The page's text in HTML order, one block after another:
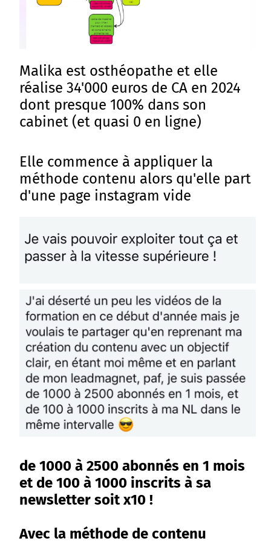
Malika est osthéopathe et elle
réalise 34'000 euros de CA en 2024
dont presque 100% dans son
cabinet (et quasi 0 en ligne)
Elle commence à appliquer la
méthode contenu alors qu'elle part
d'une page instagram vide
de 1000 à 2500 abonnés en 1 mois
et de 100 à 1000 inscrits à sa
newsletter soit x10 !
Avec la méthode de contenu